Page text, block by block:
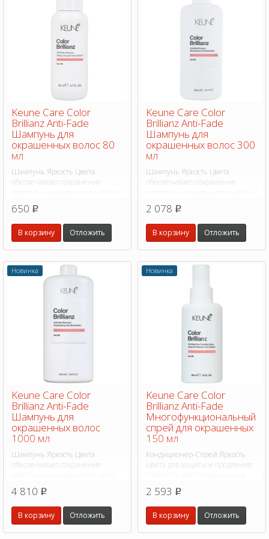
Keune Care Color
Brillianz Anti-Fade
Шампунь для
окрашенных волос 80
мл
Шампунь Яркость Цвета
обеспечивает сохранение
выраженный
кондиционирующий эффект.
650 p
В корзину Отложить
Keune Care Color
Brillianz Anti-Fade
Шампунь для
окрашенных волос 300
мл
Шампунь Яркость Цвета
обеспечивает сохранение
выраженный
кондиционирующий эффект.
2 078 p
В корзину Отложить
Новинка
Keune Care Color
Brillianz Anti-Fade
Шампунь для
окрашенных волос
1000 мл
Шампунь Яркость Цвета
обеспечивает сохранение
выраженный
кондиционирующий эффект.
4 810 p
В корзину Отложить
Новинка
Keune Care Color
Brillianz Anti-Fade
Многофункциональный
спрей для окрашенных
150 мл
Кондиционер-Спрей Яркость
Цвета для защиты и продления
защищает от ультрафиолета,
высокой температуры и
воздействия окружающей среды.
2 593 p
В корзину Отложить